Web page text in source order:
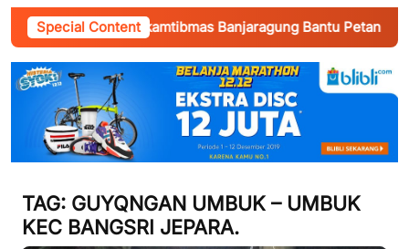
Special Content
Bhabinkamtibmas Banjaragung Bantu Petani Perkuat
TAG: GUYQNGAN UMBUK – UMBUK
KEC BANGSRI JEPARA.